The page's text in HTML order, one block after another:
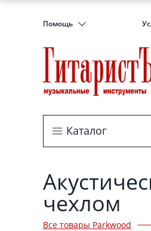
Помощь
Каталог
чехлом
Все товары Parkwood